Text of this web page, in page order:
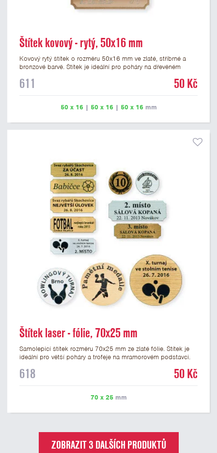
Štítek kovový - rytý, 50x16 mm
Kovový rytý štítek o rozměru 50x16 mm ve zlaté, stříbrné a
bronzové barvě. Štítek je ideální pro poháry na dřevěném
nebo text. U textu doporučujeme maximálně 3 řádky, aby byla
možné přiložit v prvním kroku objednávky.
611 50 Kč
50 x 16| 50 x 16| 50 x 16mm
Štítek laser - fólie, 70x25 mm
Samolepicí štítek rozměru 70x25 mm ze zlaté fólie. Štítek je
ideální pro větší poháry a trofeje na mramorovém podstavci.
textu doporučujeme maximálně 3 řádky, aby byla zachována
prvním kroku objednávky.
618 50 Kč
70 x 25mm
ZOBRAZIT 3 DALŠÍCH PRODUKTŮ